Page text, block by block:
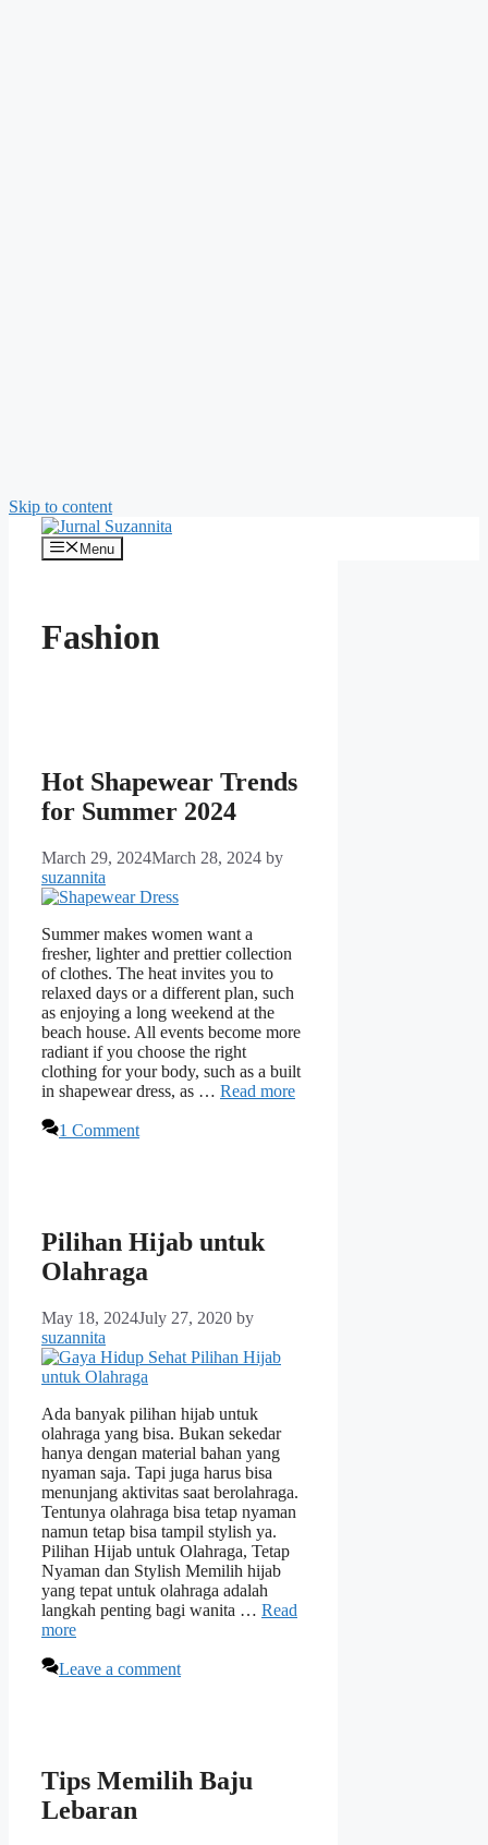
Skip to content
Menu
Fashion
Hot Shapewear Trends
for Summer 2024
March 29, 2024March 28, 2024 by
suzannita
Summer makes women want a
fresher, lighter and prettier collection
of clothes. The heat invites you to
relaxed days or a different plan, such
as enjoying a long weekend at the
beach house. All events become more
radiant if you choose the right
clothing for your body, such as a built
in shapewear dress, as … Read more
1 Comment
Pilihan Hijab untuk
Olahraga
May 18, 2024July 27, 2020 by
suzannita
Ada banyak pilihan hijab untuk
olahraga yang bisa. Bukan sekedar
hanya dengan material bahan yang
nyaman saja. Tapi juga harus bisa
menunjang aktivitas saat berolahraga.
Tentunya olahraga bisa tetap nyaman
namun tetap bisa tampil stylish ya.
Pilihan Hijab untuk Olahraga, Tetap
Nyaman dan Stylish Memilih hijab
yang tepat untuk olahraga adalah
langkah penting bagi wanita … Read
more
Leave a comment
Tips Memilih Baju
Lebaran